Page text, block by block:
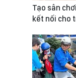
Tạo sân
kết nối cho